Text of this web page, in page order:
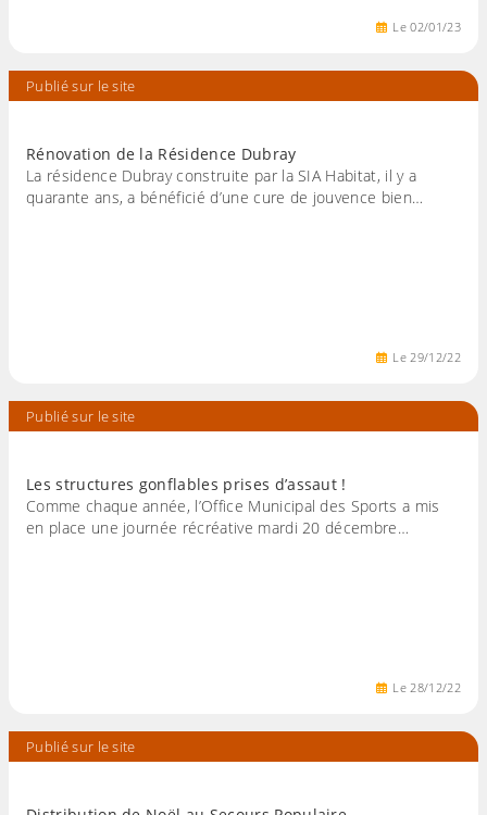
Le02/01/23
Publié sur le site
Rénovation de la Résidence Dubray
La résidence Dubray construite par la SIA Habitat, il y a
quarante ans, a bénéficié d’une cure de jouvence bien…
Le29/12/22
Publié sur le site
Les structures gonflables prises d’assaut !
Comme chaque année, l’Office Municipal des Sports a mis
en place une journée récréative mardi 20 décembre…
Le28/12/22
Publié sur le site